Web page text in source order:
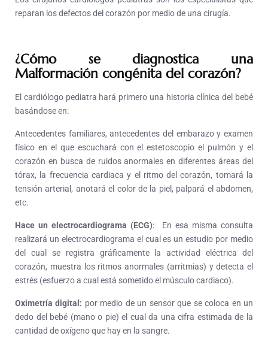
reparan los defectos del corazón por medio de una cirugía.
¿Cómo se diagnostica una
Malformación congénita del corazón?
El cardiólogo pediatra hará primero una historia clínicadel bebé
basándose en:
Antecedentes familiares, antecedentes del embarazo y examen
físico en el que escuchará con el estetoscopio el pulmón y el
corazón en busca de ruidos anormales en diferentes áreas del
tórax, la frecuencia cardiaca y el ritmo del corazón, tomará la
tensión arterial, anotará el color de la piel, palpará el abdomen,
etc.
Hace un electrocardiograma (ECG): En esa misma consulta
realizará un electrocardiograma el cual es un estudio por medio
del cual se registra gráficamente la actividad eléctrica del
corazón, muestra los ritmos anormales (arritmias) y detecta el
estrés (esfuerzo a cual está sometido el músculo cardiaco).
Oximetría digital: por medio de un sensor que se coloca en un
dedo del bebé (mano o pie) el cual da una cifra estimada de la
cantidad de oxígeno que hay en la sangre.